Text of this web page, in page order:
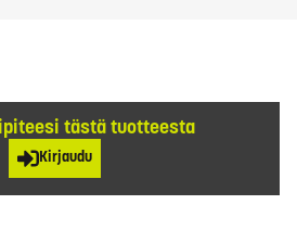
tästä tuotteesta
Kirjaudu